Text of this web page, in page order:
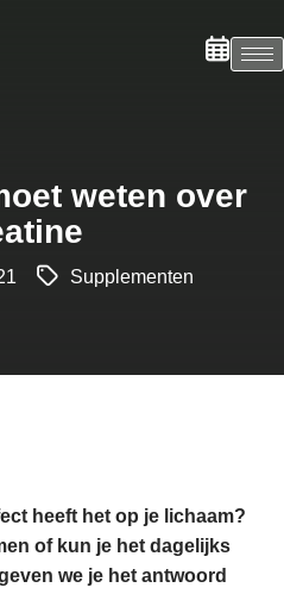
weten over
Supplementen
heeft het op je lichaam?
of kun je het dagelijks
we je het antwoord